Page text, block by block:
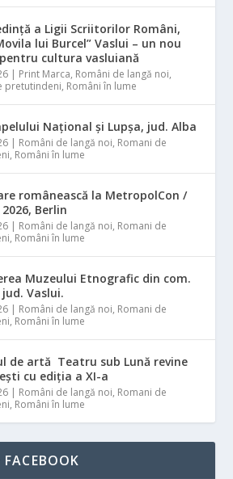
a Ligii Scriitorilor Români,
lui Burcel” Vaslui – un nou
cultura vasluiană
| Print Marca, Români de langă noi,
pretutindeni, Români în lume
Național și Lupșa, jud. Alba
| Români de langă noi, Romani de
, Români în lume
românească la MetropolCon /
Berlin
| Români de langă noi, Romani de
, Români în lume
Muzeului Etnografic din com.
Vaslui.
| Români de langă noi, Romani de
, Români în lume
de artă Teatru sub Lună revine
cu ediția a XI-a
| Români de langă noi, Romani de
, Români în lume